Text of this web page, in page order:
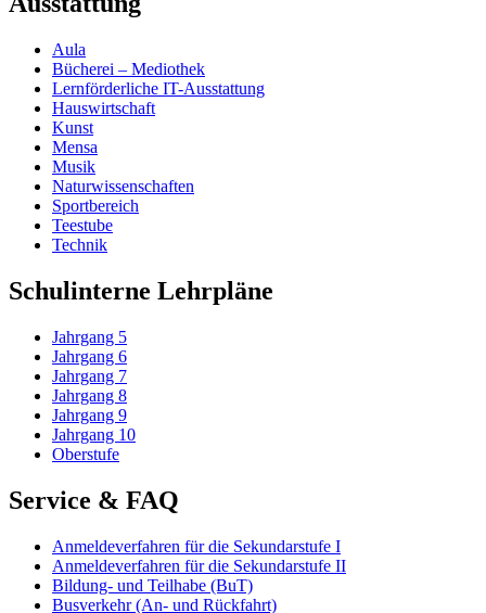
Aula
Bücherei – Mediothek
Lernförderliche IT-Ausstattung
Hauswirtschaft
Kunst
Mensa
Musik
Naturwissenschaften
Sportbereich
Teestube
Technik
Schulinterne Lehrpläne
Jahrgang 5
Jahrgang 6
Jahrgang 7
Jahrgang 8
Jahrgang 9
Jahrgang 10
Oberstufe
Service & FAQ
Anmeldeverfahren für die Sekundarstufe I
Anmeldeverfahren für die Sekundarstufe II
Bildung- und Teilhabe (BuT)
Busverkehr (An- und Rückfahrt)